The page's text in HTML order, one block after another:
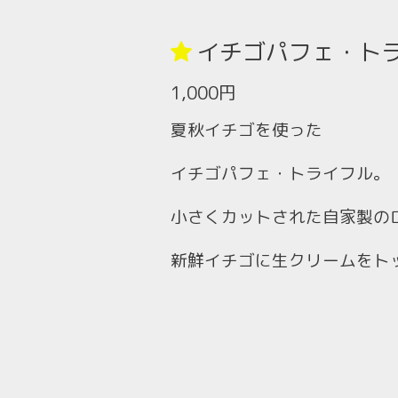
イチゴパフェ・ト
1,000円
夏秋イチゴを使った
イチゴパフェ・トライフル。
小さくカットされた自家製の
新鮮イチゴに生クリームをト